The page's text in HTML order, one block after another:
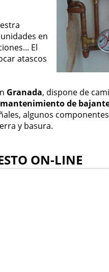
en
El
atascos
Granada, dispone de
mantenimiento de
algunos
y basura.
ON-LINE